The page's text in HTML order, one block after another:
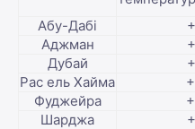
Абу-Дабі
Аджман
Дубай
Рас ель Хайма
Фуджейра
Шарджа